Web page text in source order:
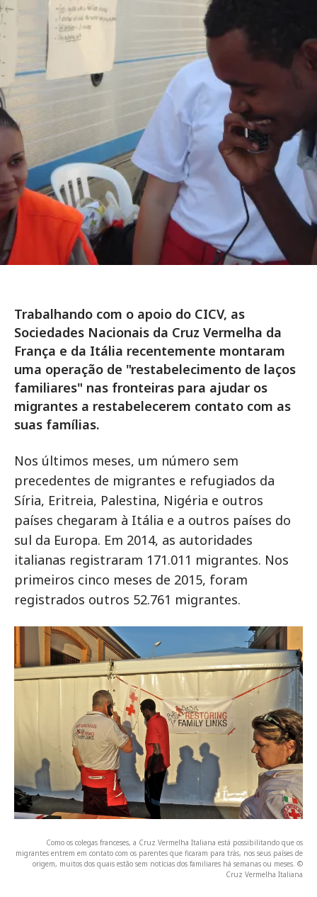
Trabalhando com o apoio do CICV, as
Sociedades Nacionais da Cruz Vermelha da
França e da Itália recentemente montaram
uma operação de "restabelecimento de laços
familiares" nas fronteiras para ajudar os
migrantes a restabelecerem contato com as
suas famílias.
Nos últimos meses, um número sem
precedentes de migrantes e refugiados da
Síria, Eritreia, Palestina, Nigéria e outros
países chegaram à Itália e a outros países do
sul da Europa. Em 2014, as autoridades
italianas registraram 171.011 migrantes. Nos
primeiros cinco meses de 2015, foram
registrados outros 52.761 migrantes.
Como os colegas franceses, a Cruz Vermelha Italiana está possibilitando que os
migrantes entrem em contato com os parentes que ficaram para trás, nos seus países de
origem, muitos dos quais estão sem notícias dos familiares há semanas ou meses. ©
Cruz Vermelha Italiana